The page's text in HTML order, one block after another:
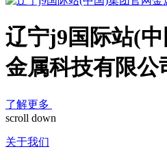
辽宁j9国际站(
金属科技有限公
了解更多
scroll down
关于我们